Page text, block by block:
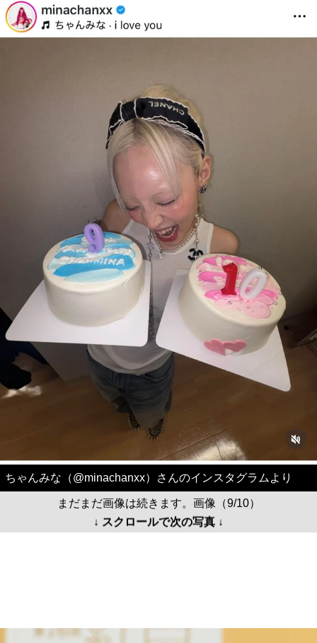
ちゃんみな（@minachanxx）さんのインスタグラムより
まだまだ画像は続きます。画像（9/10）
↓ スクロールで次の写真 ↓